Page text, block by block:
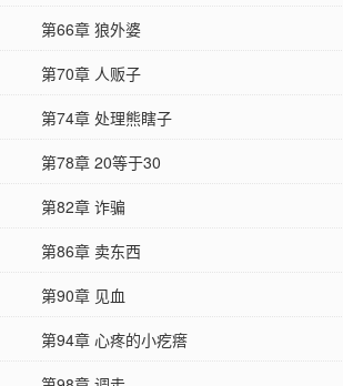
第66章 狼外婆
第70章 人贩子
第74章 处理熊瞎子
第78章 20等于30
第82章 诈骗
第86章 卖东西
第90章 见血
第94章 心疼的小疙瘩